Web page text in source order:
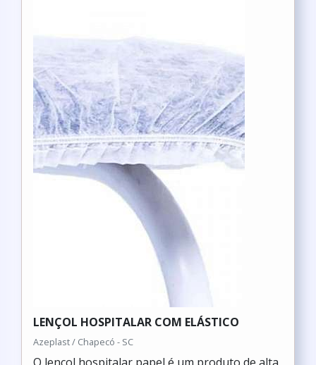
LENÇOL HOSPITALAR COM ELÁSTICO
Azeplast / Chapecó - SC